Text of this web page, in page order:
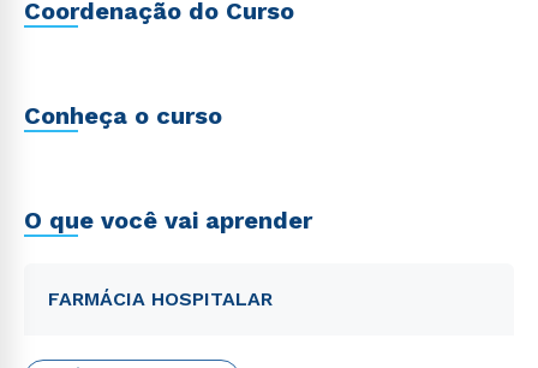
Coordenação do Curso
Conheça o curso
O que você vai aprender
FARMÁCIA HOSPITALAR